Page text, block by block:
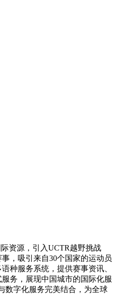
资源，引入UCTR越野挑战
，吸引来自30个国家的运动员
种服务系统，提供赛事资讯、
务，展现中国城市的国际化服
数字化服务完美结合，为全球